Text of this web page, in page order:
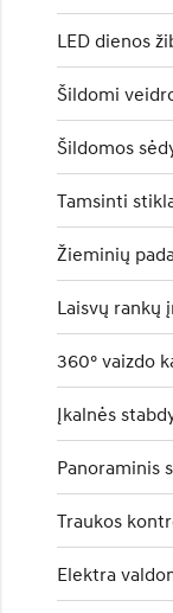
LED dienos
Šildomi
Šildomos
Tamsinti
Žieminių
Laisvų rankų
360° vaizdo
Įkalnės
Panoraminis
Traukos
Elektra